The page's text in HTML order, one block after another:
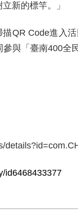
新的標竿。」
描QR Code進入
參與「臺南400全
id6468433377